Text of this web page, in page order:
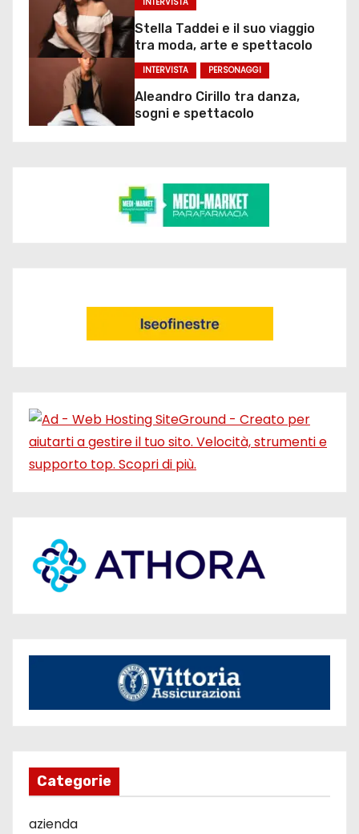
Stella Taddei e il suo viaggio
tra moda, arte e spettacolo
INTERVISTA PERSONAGGI
Aleandro Cirillo tra danza,
sogni e spettacolo
Categorie
azienda